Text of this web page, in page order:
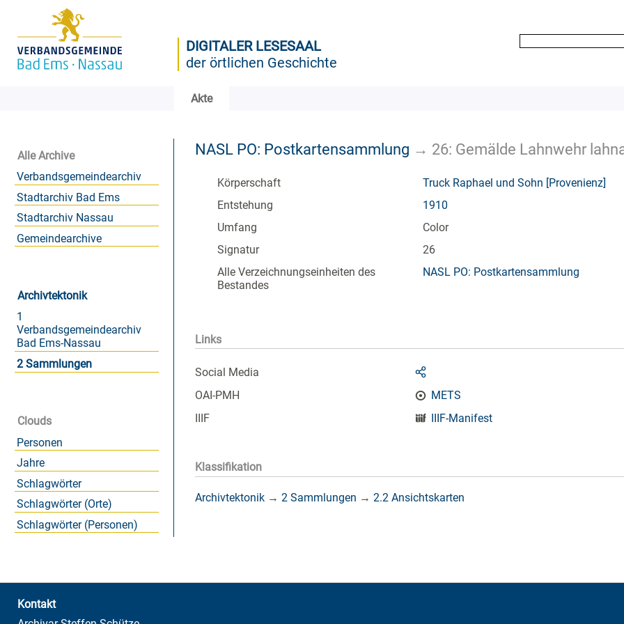
DIGITALER LESESAAL
der örtlichen Geschichte
Akte
Alle Archive
Verbandsgemeindearchiv
Stadtarchiv Bad Ems
Stadtarchiv Nassau
Gemeindearchive
Archivtektonik
1
Verbandsgemeindearchiv
Bad Ems-Nassau
2 Sammlungen
Clouds
Personen
Jahre
Schlagwörter
Schlagwörter (Orte)
Schlagwörter (Personen)
NASL PO: Postkartensammlung → 26: Gemälde Lahnwehr
Körperschaft
Truck Raphael und Sohn [Provenienz]
Entstehung
1910
Umfang
Color
Signatur
26
Alle Verzeichnungseinheiten des
Bestandes
NASL PO: Postkartensammlung
Links
Social Media
OAI-PMH
METS
IIIF
IIIF-Manifest
Klassifikation
Archivtektonik → 2 Sammlungen → 2.2 Ansichtskarten
Kontakt